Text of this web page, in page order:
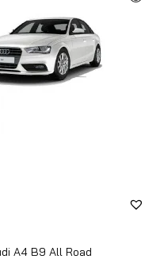
A4 B9 All Road